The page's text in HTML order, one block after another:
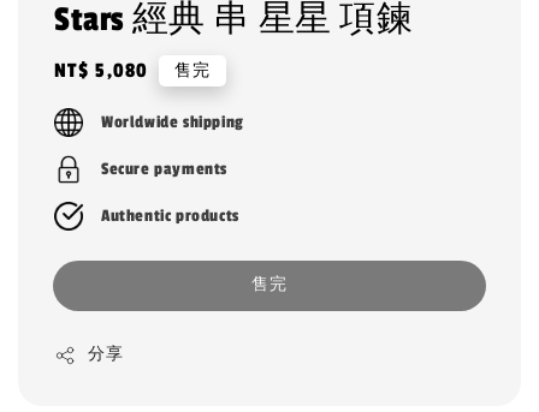
Stars 經典 串 星星 項鍊
Regular
price
NT$ 5,080 售完
Worldwide shipping
Secure payments
Authentic products
售完
分享